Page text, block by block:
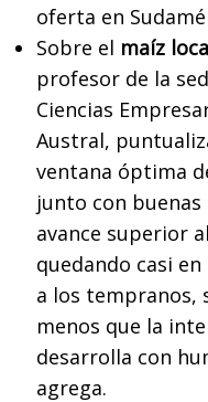
oferta en
Sobre el maíz
profesor de la
Ciencias
Austral,
ventana óptima
junto con
avance superior
quedando casi
a los tempranos,
menos que la
desarrolla con
agrega.